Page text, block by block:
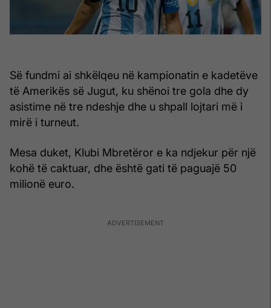
Së fundmi ai shkëlqeu në kampionatin e kadetëve
të Amerikës së Jugut, ku shënoi tre gola dhe dy
asistime në tre ndeshje dhe u shpall lojtari më i
mirë i turneut.
Mesa duket, Klubi Mbretëror e ka ndjekur për një
kohë të caktuar, dhe është gati të paguajë 50
milionë euro.